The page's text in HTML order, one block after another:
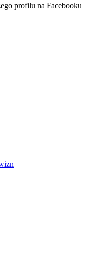
karcie
profilu na Facebooku